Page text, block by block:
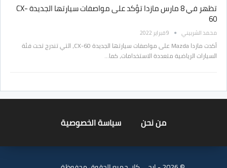
تظهر في 8 مارس مازدا تؤكد على مواصفات سيارتها الجديدة CX-
60
محمد الشربيني 9 فبراير 2022
أكدت مازدا Mazda على مواصفات سيارتها الجديدة CX-60، التي تندرج تحت فئة
السيارات الرياضية متعددة الاستخدامات، كما…
من نحن سياسة الخصوصية